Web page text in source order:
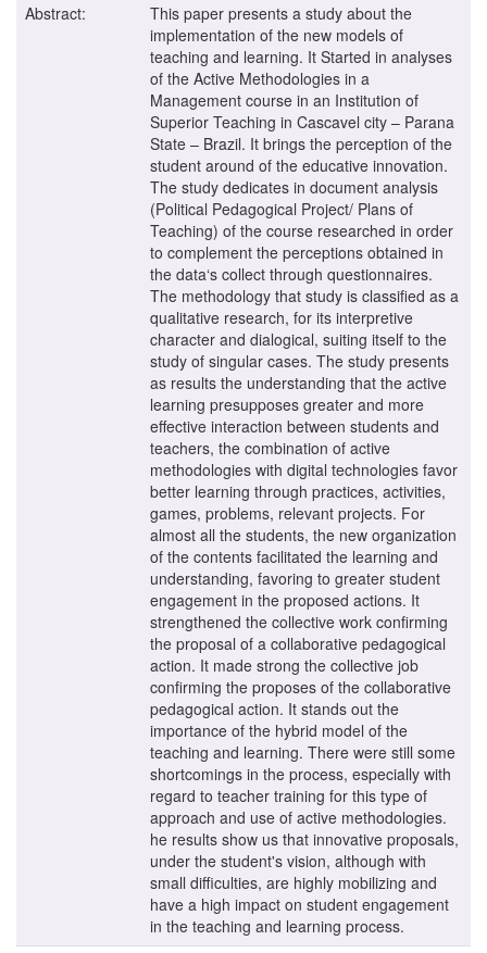
Abstract:
This paper presents a study about the
implementation of the new models of
teaching and learning. It Started in analyses
of the Active Methodologies in a
Management course in an Institution of
Superior Teaching in Cascavel city – Parana
State – Brazil. It brings the perception of the
student around of the educative innovation.
The study dedicates in document analysis
(Political Pedagogical Project/ Plans of
Teaching) of the course researched in order
to complement the perceptions obtained in
the data‘s collect through questionnaires.
The methodology that study is classified as a
qualitative research, for its interpretive
character and dialogical, suiting itself to the
study of singular cases. The study presents
as results the understanding that the active
learning presupposes greater and more
effective interaction between students and
teachers, the combination of active
methodologies with digital technologies favor
better learning through practices, activities,
games, problems, relevant projects. For
almost all the students, the new organization
of the contents facilitated the learning and
understanding, favoring to greater student
engagement in the proposed actions. It
strengthened the collective work confirming
the proposal of a collaborative pedagogical
action. It made strong the collective job
confirming the proposes of the collaborative
pedagogical action. It stands out the
importance of the hybrid model of the
teaching and learning. There were still some
shortcomings in the process, especially with
regard to teacher training for this type of
approach and use of active methodologies.
he results show us that innovative proposals,
under the student's vision, although with
small difficulties, are highly mobilizing and
have a high impact on student engagement
in the teaching and learning process.